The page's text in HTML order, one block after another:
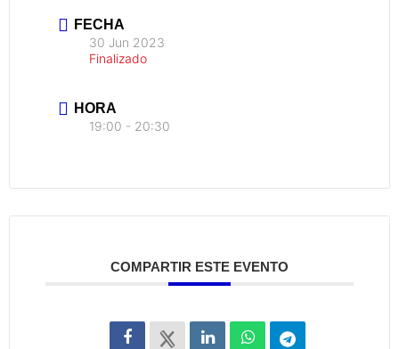
FECHA
30 Jun 2023
Finalizado
HORA
19:00 - 20:30
COMPARTIR ESTE EVENTO